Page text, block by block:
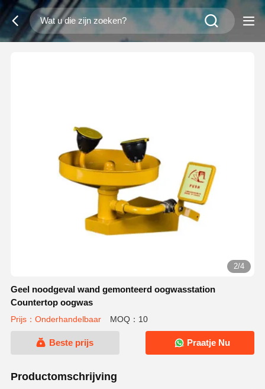
2/4
Geel noodgeval wand gemonteerd oogwasstation
Countertop oogwas
Prijs：Onderhandelbaar MOQ：10
Beste prijs Praatje Nu
Productomschrijving